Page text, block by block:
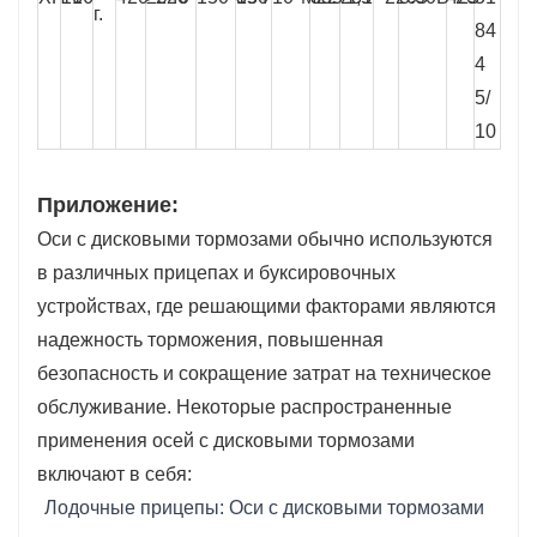
84
4
5/
10
г.
Приложение:
Оси с дисковыми тормозами обычно используются
в различных прицепах и буксировочных
устройствах, где решающими факторами являются
надежность торможения, повышенная
безопасность и сокращение затрат на техническое
обслуживание. Некоторые распространенные
применения осей с дисковыми тормозами
включают в себя:
Лодочные прицепы: Оси с дисковыми тормозами